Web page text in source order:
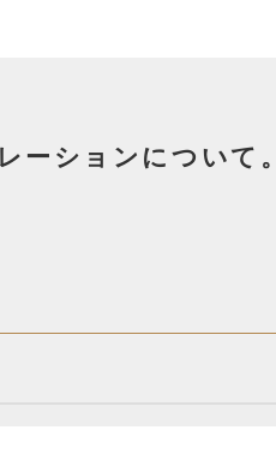
ーションについて。